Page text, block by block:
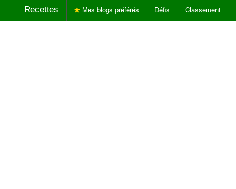
Recettes Mes blogs préférés Défis Classement